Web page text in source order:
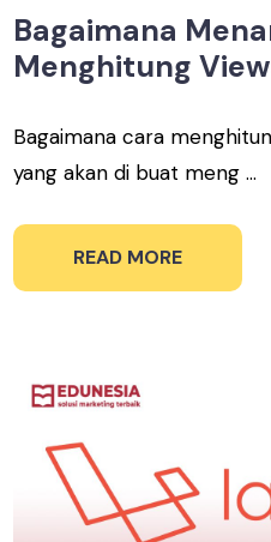
Bagaimana
Menghitung
Bagaimana cara
yang akan di buat meng ...
READ MORE